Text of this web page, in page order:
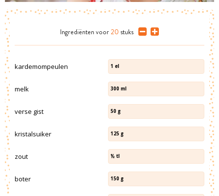
Ingrediënten voor 20 stuks
kardemompeulen 1 el
melk 300 ml
verse gist 50 g
kristalsuiker 125 g
zout ½ tl
boter 150 g